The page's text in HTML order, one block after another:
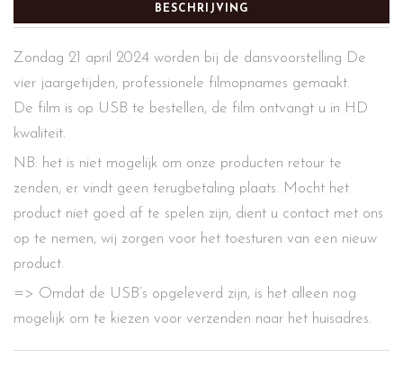
BESCHRIJVING
Zondag 21 april 2024 worden bij de dansvoorstelling De
vier jaargetijden, professionele filmopnames gemaakt.
De film is op USB te bestellen, de film ontvangt u in HD
kwaliteit.
NB: het is niet mogelijk om onze producten retour te
zenden, er vindt geen terugbetaling plaats. Mocht het
product niet goed af te spelen zijn, dient u contact met ons
op te nemen, wij zorgen voor het toesturen van een nieuw
product.
=> Omdat de USB’s opgeleverd zijn, is het alleen nog
mogelijk om te kiezen voor verzenden naar het huisadres.